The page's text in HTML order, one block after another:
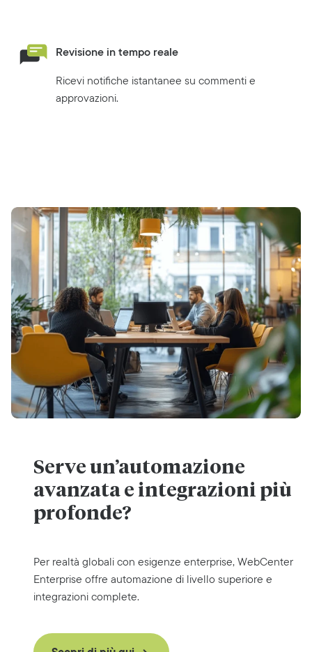
Revisione in tempo reale
Ricevi notifiche istantanee su commenti e
approvazioni.
Serve un’automazione
avanzata e integrazioni più
profonde?
Per realtà globali con esigenze enterprise, WebCenter
Enterprise offre automazione di livello superiore e
integrazioni complete.